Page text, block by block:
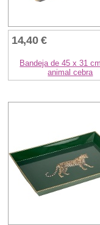
14,40 €
Bandeja de 45 x 31
animal cebra